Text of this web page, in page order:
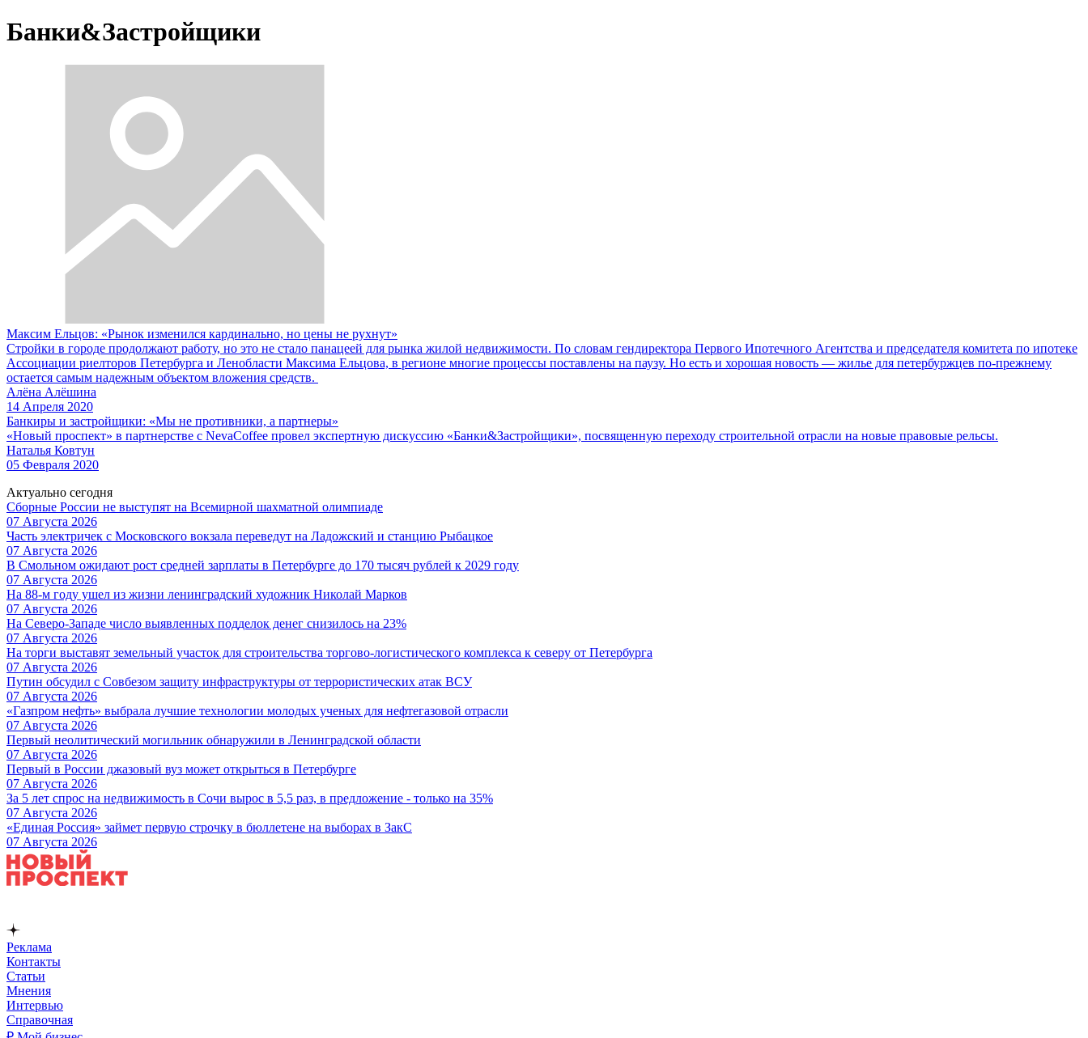
Банки&Застройщики
Максим Ельцов: «Рынок изменился кардинально, но цены не рухнут»
Cтройки в городе продолжают работу, но это не стало панацеей для рынка жилой недвижимости. По словам гендиректора Первого Ипотечного Агентства и председателя комитета по ипотеке
Ассоциации риелторов Петербурга и Ленобласти Максима Ельцова, в регионе многие процессы поставлены на паузу. Но есть и хорошая новость — жилье для петербуржцев по-прежнему
остается самым надежным объектом вложения средств.
Алёна Алёшина
14 Апреля 2020
Банкиры и застройщики: «Мы не противники, а партнеры»
«Новый проспект» в партнерстве с NevaCoffee провел экспертную дискуссию «Банки&Застройщики», посвященную переходу строительной отрасли на новые правовые рельсы.
Наталья Ковтун
05 Февраля 2020
Актуально сегодня
Сборные России не выступят на Всемирной шахматной олимпиаде
07 Августа 2026
Часть электричек с Московского вокзала переведут на Ладожский и станцию Рыбацкое
07 Августа 2026
В Смольном ожидают рост средней зарплаты в Петербурге до 170 тысяч рублей к 2029 году
07 Августа 2026
На 88-м году ушел из жизни ленинградский художник Николай Марков
07 Августа 2026
На Северо-Западе число выявленных подделок денег снизилось на 23%
07 Августа 2026
На торги выставят земельный участок для строительства торгово-логистического комплекса к северу от Петербурга
07 Августа 2026
Путин обсудил с Совбезом защиту инфраструктуры от террористических атак ВСУ
07 Августа 2026
«Газпром нефть» выбрала лучшие технологии молодых ученых для нефтегазовой отрасли
07 Августа 2026
Первый неолитический могильник обнаружили в Ленинградской области
07 Августа 2026
Первый в России джазовый вуз может открыться в Петербурге
07 Августа 2026
За 5 лет спрос на недвижимость в Сочи вырос в 5,5 раз, в предложение - только на 35%
07 Августа 2026
«Единая Россия» займет первую строчку в бюллетене на выборах в ЗакС
07 Августа 2026
Реклама
Контакты
Статьи
Мнения
Интервью
Справочная